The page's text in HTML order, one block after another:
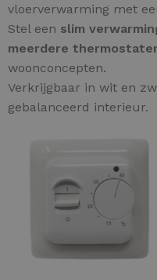
vloerverwarming met
Stel een slim
meerdere
woonconcepten.
Verkrijgbaar in wit en
gebalanceerd interieur.